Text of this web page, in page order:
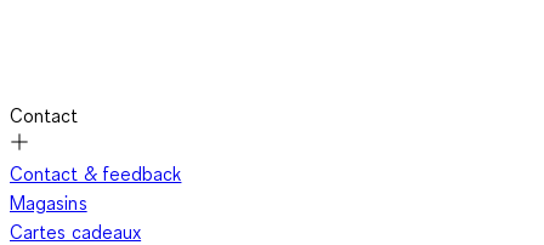
Contact
Contact & feedback
Magasins
Cartes cadeaux